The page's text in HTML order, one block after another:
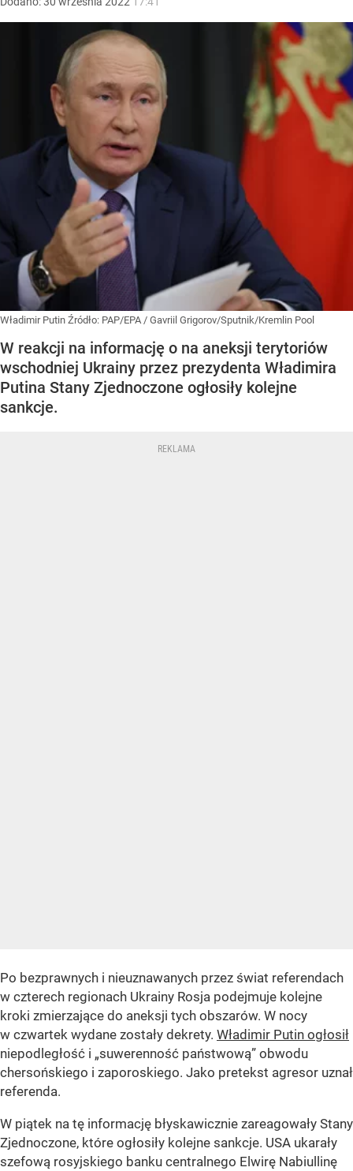
Władimir Putin Źródło: PAP/EPA / Gavriil Grigorov/Sputnik/Kremlin Pool
W reakcji na informację o na aneksji terytoriów
wschodniej Ukrainy przez prezydenta Władimira
Putina Stany Zjednoczone ogłosiły kolejne
sankcje.
Po bezprawnych i nieuznawanych przez świat referendach
w czterech regionach Ukrainy Rosja podejmuje kolejne
kroki zmierzające do aneksji tych obszarów. W nocy
w czwartek wydane zostały dekrety. Władimir Putin ogłosił
niepodległość i „suwerenność państwową” obwodu
chersońskiego i zaporoskiego. Jako pretekst agresor uznał
referenda.
W piątek na tę informację błyskawicznie zareagowały Stany
Zjednoczone, które ogłosiły kolejne sankcje. USA ukarały
szefową rosyjskiego banku centralnego Elwirę Nabiullinę